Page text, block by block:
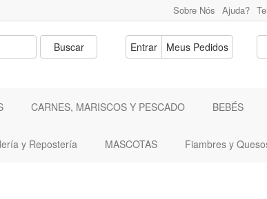
Sobre Nós Ajuda?
Entrar Meus Pedidos
CARNES, MARISCOS Y PESCADO BEBÉS
y Repostería MASCOTAS Fiambres y